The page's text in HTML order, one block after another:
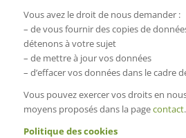
Vous avez le droit de nous demander :
– de vous fournir des copies de
détenons à votre sujet
– de mettre à jour vos données
– d’effacer vos données dans le cadre
Vous pouvez exercer vos droits en
moyens proposés dans la pagecontact.
Politique des cookies